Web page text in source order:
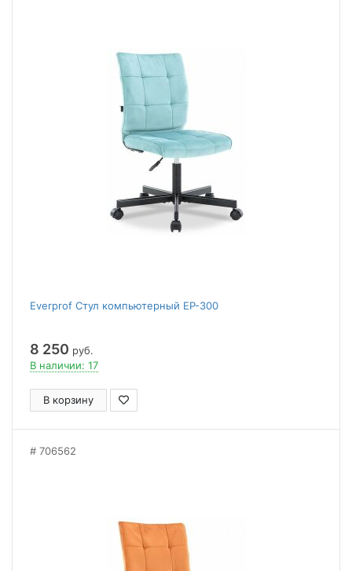
Everprof Стул компьютерный EP-300
8 250 руб.
В наличии: 17
В корзину
706562